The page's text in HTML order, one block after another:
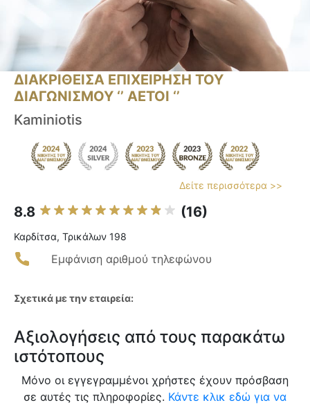
ΔΙΑΚΡΙΘΕΙΣΑ ΕΠΙΧΕΙΡΗΣΗ ΤΟΥ
ΔΙΑΓΩΝΙΣΜΟΥ ‘’ ΑΕΤΟΙ ‘’
Kaminiotis
Δείτε περισσότερα >>
8.8 (16)
Καρδίτσα, Τρικάλων 198
Εμφάνιση αριθμού τηλεφώνου
Σχετικά με την εταιρεία:
Αξιολογήσεις από τους παρακάτω
ιστότοπους
Μόνο οι εγγεγραμμένοι χρήστες έχουν πρόσβαση
σε αυτές τις πληροφορίες. Κάντε κλικ εδώ για να